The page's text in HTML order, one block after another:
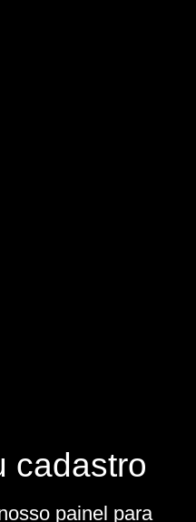
cadastro
painel para